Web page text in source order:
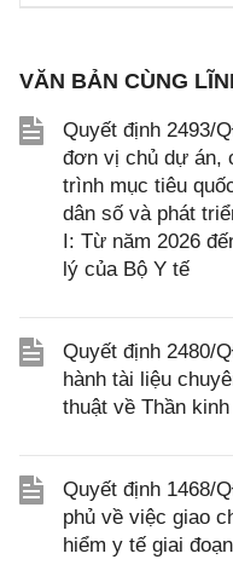
VĂN BẢN CÙNG
Quyết định 2493/
đơn vị chủ dự án,
trình mục tiêu
dân số và phát
I: Từ năm 2026
lý của Bộ Y tế
Quyết định 2480/
hành tài liệu
thuật về Thần kinh
Quyết định 1468/
phủ về việc giao
hiểm y tế giai